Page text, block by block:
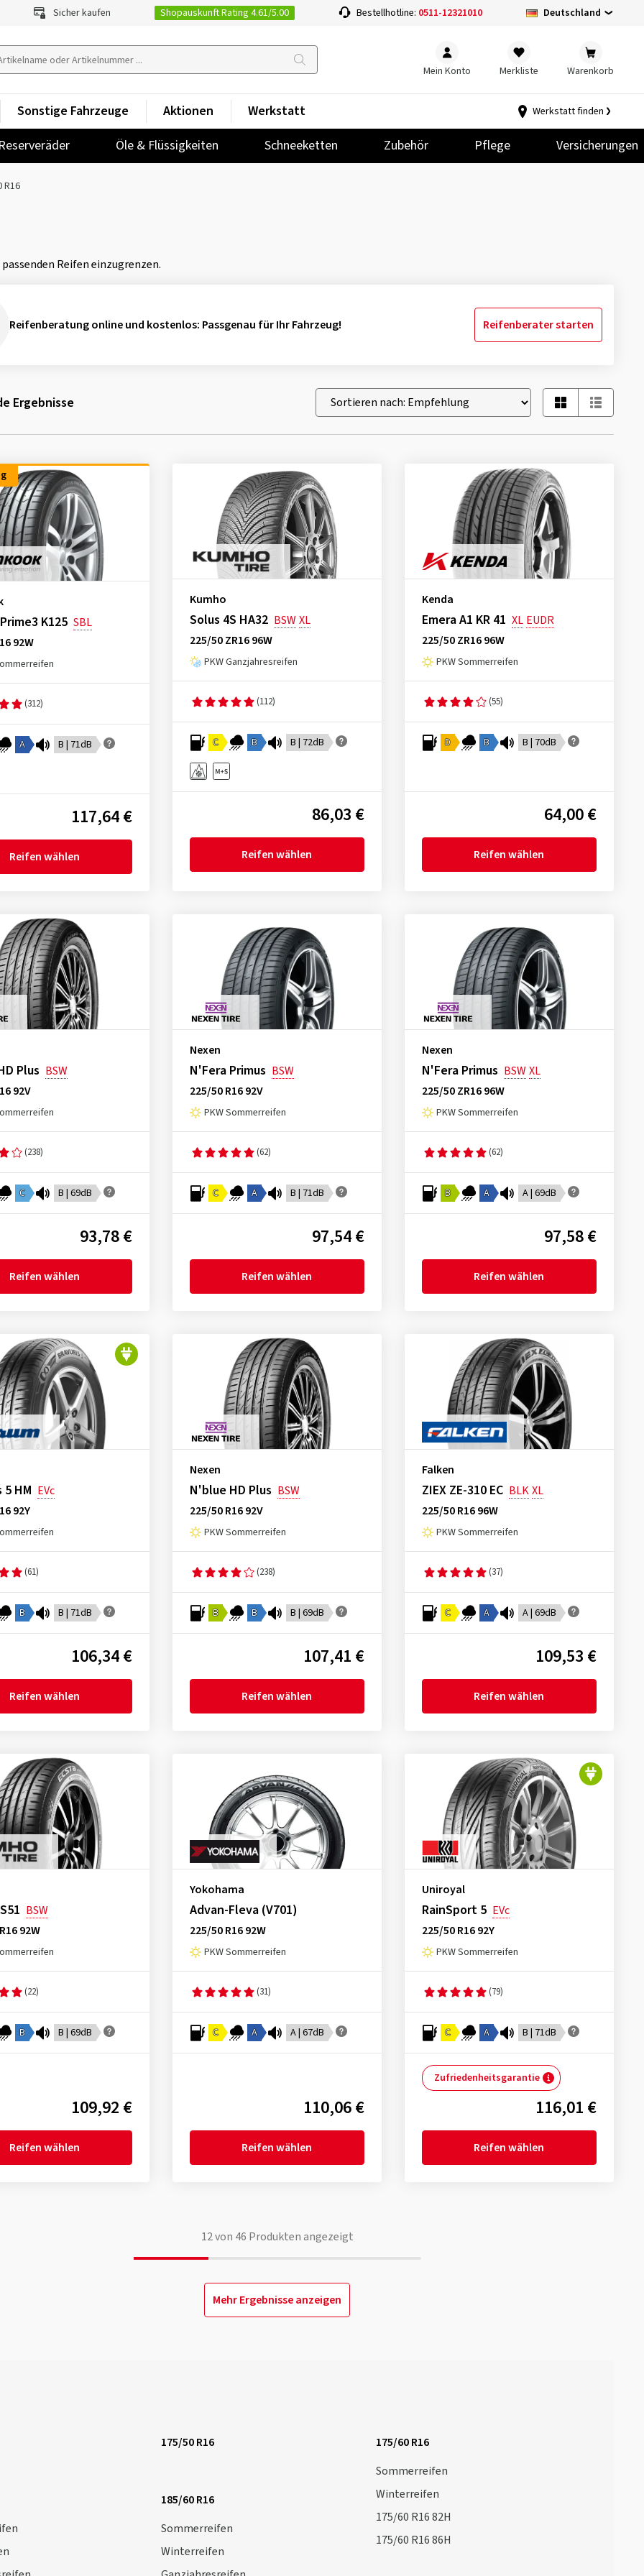
Sicher kaufen Shopauskunft Rating 4.61/5.00 Bestellhotline: 0511-12321010 Deutschland
Mein Konto Merkliste Warenkorb
Reserveräder Öle & Flüssigkeiten Schneeketten Zubehör Pflege Versicherungen
Sonstige Fahrzeuge Aktionen Werkstatt Werkstatt finden
R16
Reifen einzugrenzen.
Reifenberatung online und kostenlos: Passgenau für Ihr Fahrzeug! Reifenberater starten
Ergebnisse
K125 SBL
92W
(312)
A B | 71dB
117,64 €
Reifen wählen
Kumho
Solus 4S HA32 BSWXL
225/50 ZR16 96W
PKW Ganzjahresreifen
(112)
C B B | 72dB
86,03 €
Reifen wählen
Kenda
Emera A1 KR 41 XL EUDR
225/50 ZR16 96W
PKW Sommerreifen
(55)
D B B | 70dB
64,00 €
Reifen wählen
Plus BSW
92V
(238)
C B | 69dB
93,78 €
Reifen wählen
Nexen
N'Fera Primus BSW
225/50 R16 92V
PKW Sommerreifen
(62)
C A B | 71dB
97,54 €
Reifen wählen
Nexen
N'Fera Primus BSWXL
225/50 ZR16 96W
PKW Sommerreifen
(62)
B A A | 69dB
97,58 €
Reifen wählen
HM EVc
92Y
(61)
B B | 71dB
106,34 €
Reifen wählen
Nexen
N'blue HD Plus BSW
225/50 R16 92V
PKW Sommerreifen
(238)
B B B | 69dB
107,41 €
Reifen wählen
Falken
ZIEX ZE-310 EC BLKXL
225/50 R16 96W
PKW Sommerreifen
(37)
C A A | 69dB
109,53 €
Reifen wählen
BSW
92W
(22)
B B | 69dB
109,92 €
Reifen wählen
Yokohama
Advan-Fleva (V701)
225/50 R16 92W
PKW Sommerreifen
(31)
C A A | 67dB
110,06 €
Reifen wählen
Uniroyal
RainSport 5 EVc
225/50 R16 92Y
PKW Sommerreifen
(79)
C A B | 71dB
Zufriedenheitsgarantie
116,01 €
Reifen wählen
12von 46 Produkten angezeigt
Mehr Ergebnisse anzeigen
175/50 R16
175/60 R16
Sommerreifen
Winterreifen
175/60 R16 82H
175/60 R16 86H
185/60 R16
Sommerreifen
Winterreifen